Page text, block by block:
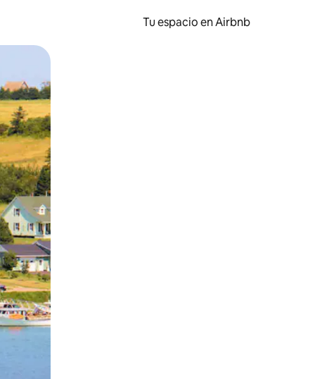
Tu espacio en Airbnb
tocando y deslizando la pantalla.